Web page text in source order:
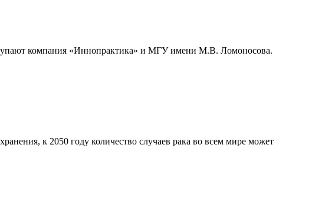
компания «Иннопрактика» и МГУ имени М.В. Ломоносова.
к 2050 году количество случаев рака во всем мире может